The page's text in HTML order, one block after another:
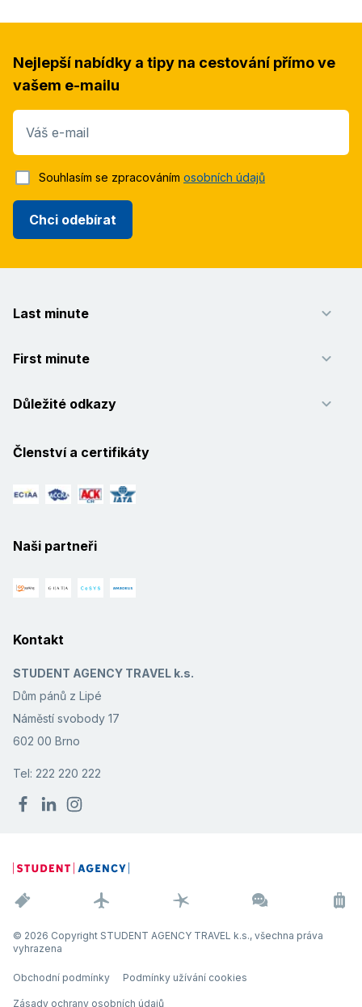
Nejlepší nabídky a tipy na cestování přímo ve
vašem e-mailu
Váš e-mail
Chci odebírat
Souhlasím se zpracováním osobních údajů
Last minute
First minute
Důležité odkazy
Členství a certifikáty
Naši partneři
Kontakt
STUDENT AGENCY TRAVEL k.s.
Dům pánů z Lipé
Náměstí svobody 17
602 00 Brno
Tel: 222 220 222
© 2026 Copyright STUDENT AGENCY TRAVEL k.s., všechna práva
vyhrazena
Obchodní podmínky Podmínky užívání cookies
Zásady ochrany osobních údajů